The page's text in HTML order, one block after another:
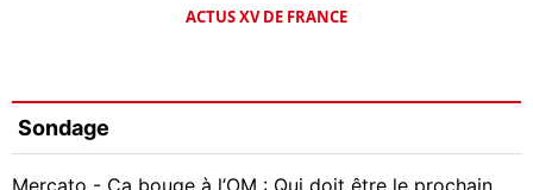
ACTUS XV DE FRANCE
Sondage
Mercato - Ça bouge à l’OM : Qui doit être le prochain